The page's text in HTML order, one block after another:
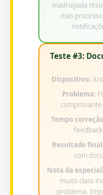
madrugada
mas
Teste #3:
Dispositivo:
Problema:
comprovante
Tempo
Resultado
com
Nota da
muito claro
problema.